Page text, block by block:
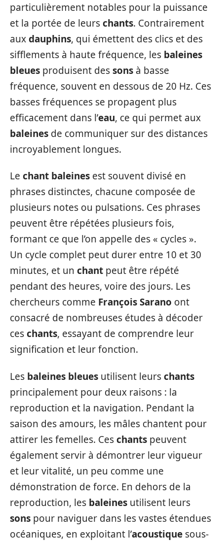
particulièrement notables pour la puissance
et la portée de leurschants. Contrairement
auxdauphins, qui émettent des clics et des
sifflements à haute fréquence, les baleines
bleues produisent dessons à basse
fréquence, souvent en dessous de 20 Hz. Ces
basses fréquences se propagent plus
efficacement dans l’eau, ce qui permet aux
baleines de communiquer sur des distances
incroyablement longues.
Le chant baleines est souvent divisé en
phrases distinctes, chacune composée de
plusieurs notes ou pulsations. Ces phrases
peuvent être répétées plusieurs fois,
formant ce que l’on appelle des « cycles ».
Un cycle complet peut durer entre 10 et 30
minutes, et un chant peut être répété
pendant des heures, voire des jours. Les
chercheurs comme François Sarano ont
consacré de nombreuses études à décoder
ceschants, essayant de comprendre leur
signification et leur fonction.
Les baleines bleues utilisent leurschants
principalement pour deux raisons : la
reproduction et la navigation. Pendant la
saison des amours, les mâles chantent pour
attirer les femelles. Ceschants peuvent
également servir à démontrer leur vigueur
et leur vitalité, un peu comme une
démonstration de force. En dehors de la
reproduction, les baleines utilisent leurs
sons pour naviguer dans les vastes étendues
océaniques, en exploitant l’acoustique sous-